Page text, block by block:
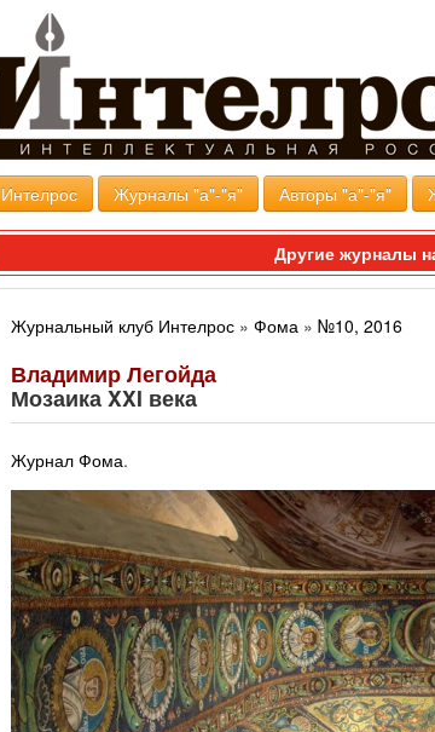
Интелрос Журналы "а"-"я" Авторы "а"-"я"
Другие журналы
Журнальный клуб Интелрос » Фома » №10, 2016
Владимир Легойда
Мозаика XXI века
Журнал Фома.